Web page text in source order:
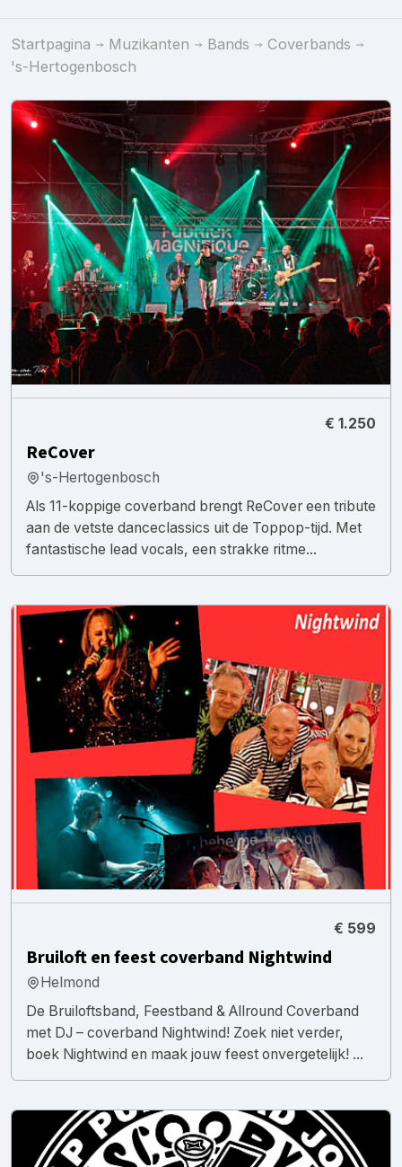
Startpagina Muzikanten Bands
Coverbands
's-Hertogenbosch
€ 1.250
ReCover
's-Hertogenbosch
Als 11-koppige coverband brengt ReCover een tribute
aan de vetste danceclassics uit de Toppop-tijd. Met
fantastische lead vocals, een strakke ritme...
€ 599
Bruiloft en feest coverband Nightwind
Helmond
De Bruiloftsband, Feestband & Allround Coverband
met DJ – coverband Nightwind! Zoek niet verder,
boek Nightwind en maak jouw feest onvergetelijk! ...